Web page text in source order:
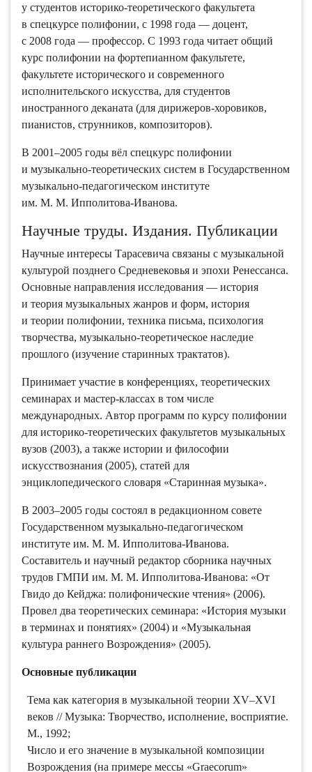
у студентов историко-теоретического факультета
в спецкурсе полифонии, с 1998 года — доцент,
с 2008 года — профессор. С 1993 года читает общий
курс полифонии на фортепианном факультете,
факультете исторического и современного
исполнительского искусства, для студентов
иностранного деканата (для дирижеров-хоровиков,
пианистов, струнников, композиторов).
В 2001–2005 годы вёл спецкурс полифонии
и музыкально-теоретических систем в Государственном
музыкально-педагогическом институте
им. М. М. Ипполитова-Иванова.
Научные труды. Издания. Публикации
Научные интересы Тарасевича связаны с музыкальной
культурой позднего Cредневековья и эпохи Ренессанса.
Основные направления исследования — история
и теория музыкальных жанров и форм, история
и теории полифонии, техника письма, психология
творчества, музыкально-теоретическое наследие
прошлого (изучение старинных трактатов).
Принимает участие в конференциях, теоретических
семинарах и мастер-классах в том числе
международных. Автор программ по курсу полифонии
для историко-теоретических факультетов музыкальных
вузов (2003), а также истории и философии
искусствознания (2005), статей для
энциклопедического словаря «Старинная музыка».
В 2003–2005 годы состоял в редакционном совете
Государственном музыкально-педагогическом
институте им. М. М. Ипполитова-Иванова.
Составитель и научный редактор сборника научных
трудов ГМПИ им. М. М. Ипполитова-Иванова: «От
Гвидо до Кейджа: полифонические чтения» (2006).
Провел два теоретических семинара: «История музыки
в терминах и понятиях» (2004) и «Музыкальная
культура раннего Возрождения» (2005).
Основные публикации
Тема как категория в музыкальной теории XV–XVI
веков // Музыка: Творчество, исполнение, восприятие.
М., 1992;
Число и его значение в музыкальной композиции
Возрождения (на примере мессы «Graecorum»